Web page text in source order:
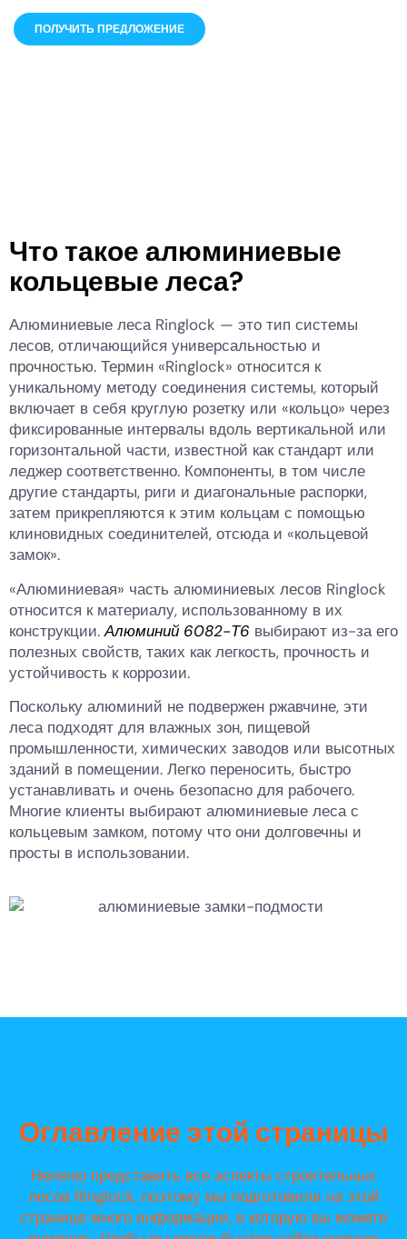
ПОЛУЧИТЬ ПРЕДЛОЖЕНИЕ
Что такое алюминиевые
кольцевые леса?
Алюминиевые леса Ringlock — это тип системы
лесов, отличающийся универсальностью и
прочностью. Термин «Ringlock» относится к
уникальному методу соединения системы, который
включает в себя круглую розетку или «кольцо» через
фиксированные интервалы вдоль вертикальной или
горизонтальной части, известной как стандарт или
леджер соответственно. Компоненты, в том числе
другие стандарты, риги и диагональные распорки,
затем прикрепляются к этим кольцам с помощью
клиновидных соединителей, отсюда и «кольцевой
замок».
«Алюминиевая» часть алюминиевых лесов Ringlock
относится к материалу, использованному в их
конструкции.Алюминий 6082-Т6 выбирают из-за его
полезных свойств, таких как легкость, прочность и
устойчивость к коррозии.
Поскольку алюминий не подвержен ржавчине, эти
леса подходят для влажных зон, пищевой
промышленности, химических заводов или высотных
зданий в помещении. Легко переносить, быстро
устанавливать и очень безопасно для рабочего.
Многие клиенты выбирают алюминиевые леса с
кольцевым замком, потому что они долговечны и
просты в использовании.
Оглавление этой страницы
Нелегко представить все аспекты строительных
лесов Ringlock, поэтому мы подготовили на этой
странице много информации, в которую вы можете